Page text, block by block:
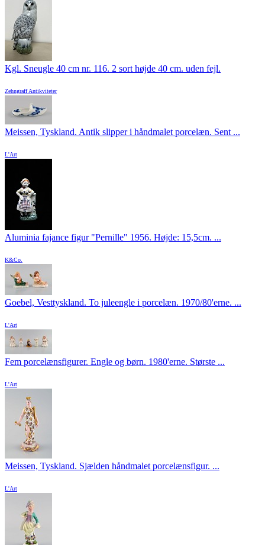
Kgl. Sneugle 40 cm nr. 116. 2 sort højde 40 cm. uden fejl.
Zehngraff Antikviteter
Meissen, Tyskland. Antik slipper i håndmalet porcelæn. Sent ...
L'Art
Aluminia fajance figur "Pernille" 1956. Højde: 15,5cm. ...
K&Co.
Goebel, Vesttyskland. To juleengle i porcelæn. 1970/80'erne. ...
L'Art
Fem porcelænsfigurer. Engle og børn. 1980'erne. Største ...
L'Art
Meissen, Tyskland. Sjælden håndmalet porcelænsfigur. ...
L'Art